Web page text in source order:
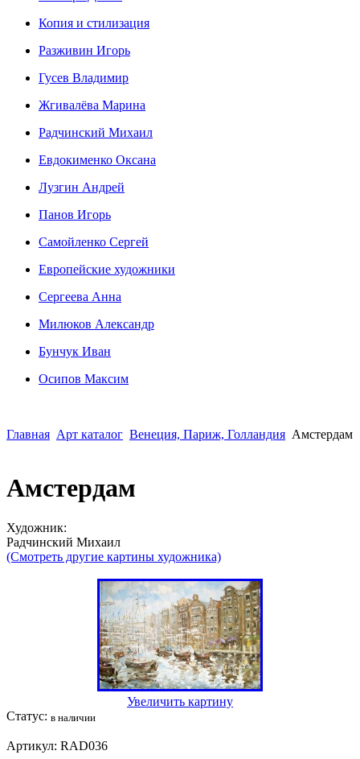
Копия и стилизация
Разживин Игорь
Гусев Владимир
Жгивалёва Марина
Радчинский Михаил
Евдокименко Оксана
Лузгин Андрей
Панов Игорь
Сaмoйленко Сергей
Европейские художники
Сергеева Анна
Милюков Александр
Бунчук Иван
Осипoв Максим
Главная Арт каталог Венеция, Париж, Голландия Амстердам
Амстердам
Художник:
Радчинский Михаил
(Смотреть другие картины художника)
Увеличить картину
Статус: в наличии
Артикул: RAD036